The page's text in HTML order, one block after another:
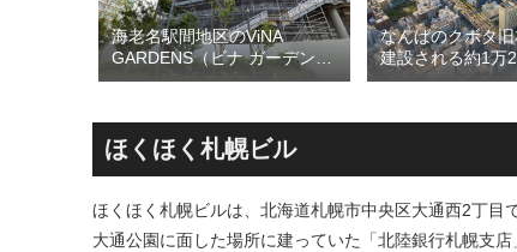
海老名駅間地区のViNA
GARDENS（ビナ ガーデン
ズ）で建設中の「（仮称）フ
テル温浴棟」2026年夏時点建
設状況！！天然温泉のほか子
育て・ペット関連の複合施設
なんばのクボタ
建設される約1万
の多目的アリー
区名称は「
ほくほく札幌ビル
ほくほく札幌ビルは、北海道札幌市中央区大通西2丁目
大通公園に面した場所に建っていた「北陸銀行札幌支店